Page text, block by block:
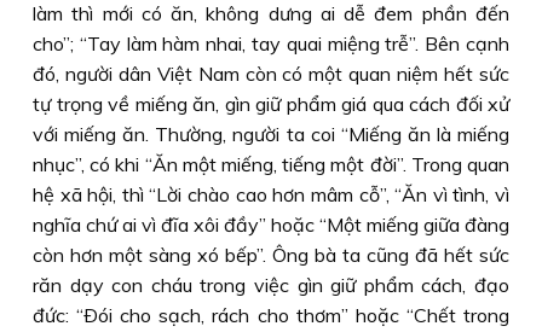
làm thì mới có ăn, không dưng ai dễ đem phần đến
cho”; “Tay làm hàm nhai, tay quai miệng trễ”. Bên cạnh
đó, người dân Việt Nam còn có một quan niệm hết sức
tự trọng về miếng ăn, gìn giữ phẩm giá qua cách đối xử
với miếng ăn. Thường, người ta coi “Miếng ăn là miếng
nhục”, có khi “Ăn một miếng, tiếng một đời”. Trong quan
hệ xã hội, thì “Lời chào cao hơn mâm cỗ”, “Ăn vì tình, vì
nghĩa chứ ai vì đĩa xôi đầy” hoặc “Một miếng giữa đàng
còn hơn một sàng xó bếp”. Ông bà ta cũng đã hết sức
răn dạy con cháu trong việc gìn giữ phẩm cách, đạo
đức: “Ðói cho sạch, rách cho thơm” hoặc “Chết trong